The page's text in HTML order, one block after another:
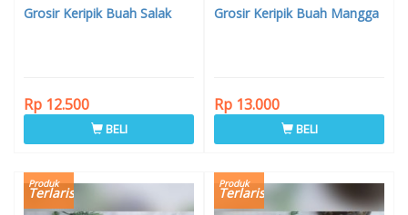
Grosir Keripik Buah Salak
Rp 12.500
BELI
Grosir Keripik Buah Mangga
Rp 13.000
BELI
Produk
Terlaris
Produk
Terlaris